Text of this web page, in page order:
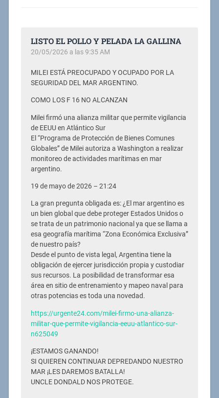
LISTO EL POLLO Y PELADA LA GALLINA
20/05/2026 a las 9:35 AM
MILEI ESTÁ PREOCUPADO Y OCUPADO POR LA
SEGURIDAD DEL MAR ARGENTINO.
COMO LOS F 16 NO ALCANZAN
Milei firmó una alianza militar que permite vigilancia
de EEUU en Atlántico Sur
El “Programa de Protección de Bienes Comunes
Globales” de Milei autoriza a Washington a realizar
monitoreo de actividades marítimas en mar
argentino.
19 de mayo de 2026 – 21:24
La gran pregunta obligada es: ¿El mar argentino es
un bien global que debe proteger Estados Unidos o
se trata de un patrimonio nacional ya que se llama a
esa geografía marítima “Zona Económica Exclusiva”
de nuestro país?
Desde el punto de vista legal, Argentina tiene la
obligación de ejercer jurisdicción propia y custodiar
sus recursos. La posibilidad de transformar esa
área en sitio de entrenamiento y mapeo naval para
otras potencias es toda una novedad.
https://urgente24.com/milei-firmo-una-alianza-
militar-que-permite-vigilancia-eeuu-atlantico-sur-
n625049
¡ESTAMOS GANANDO!
SI QUIEREN CONTINUAR DEPREDANDO NUESTRO
MAR ¡LES DAREMOS BATALLA!
UNCLE DONDALD NOS PROTEGE.